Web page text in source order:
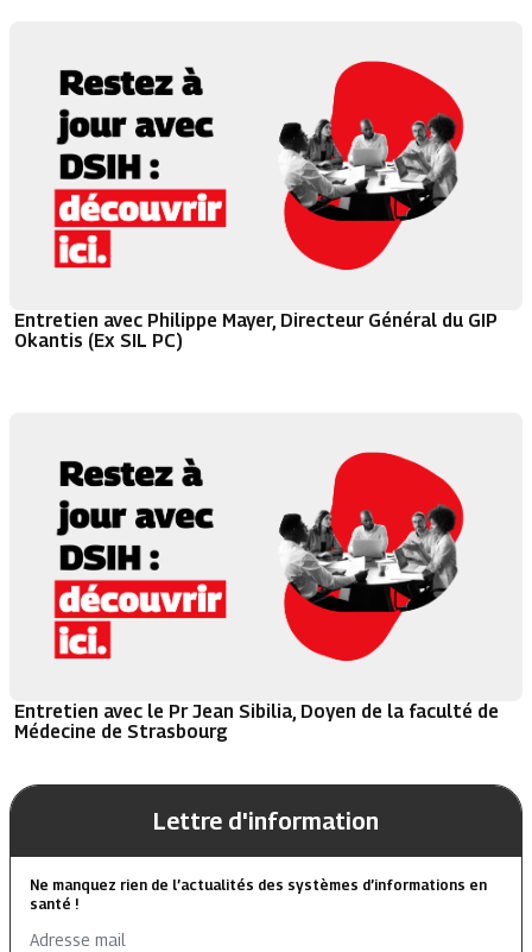
Entretien avec Philippe Mayer, Directeur Général du GIP
Okantis (Ex SIL PC)
Entretien avec le Pr Jean Sibilia, Doyen de la faculté de
Médecine de Strasbourg
Lettre d'information
Ne manquez rien de l’actualités des systèmes d’informations en
santé !
Adresse mail